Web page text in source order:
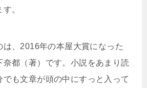
。
は、2016年の本屋大賞になった
奈都（著）です。小説をあまり読
でも文章が頭の中にすっと入って